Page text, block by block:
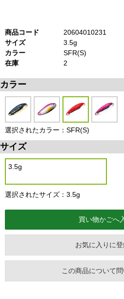
商品コード
20604010231
サイズ
3.5g
カラー
SFR(S)
在庫
2
カラー
選択されたカラー：SFR(S)
サイズ
3.5g
選択されたサイズ：3.5g
お気に入りに
この商品について